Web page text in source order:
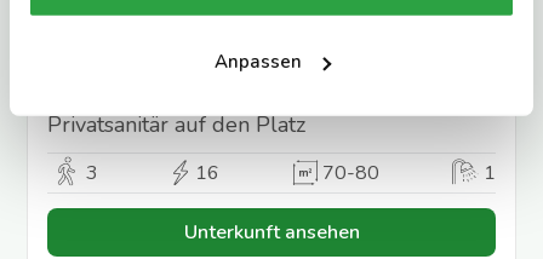
Anpassen
Privatsanitär auf den Platz
3 16 70-80 1
Unterkunft ansehen